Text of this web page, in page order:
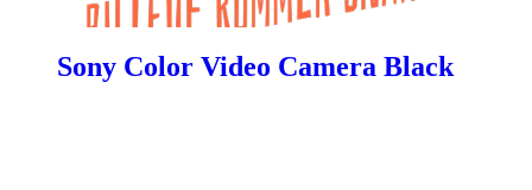
Sony Color Video Camera Black